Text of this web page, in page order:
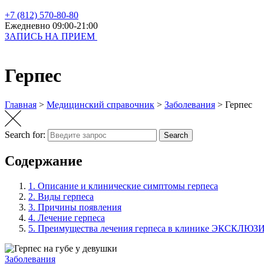
+7 (812) 570-80-80
Ежедневно 09:00-21:00
ЗАПИСЬ НА ПРИЕМ
Герпес
Главная > Медицинский справочник > Заболевания > Герпес
Search for: Search
Содержание
1. Описание и клинические симптомы герпеса
2. Виды герпеса
3. Причины появления
4. Лечение герпеса
5. Преимущества лечения герпеса в клинике
Заболевания